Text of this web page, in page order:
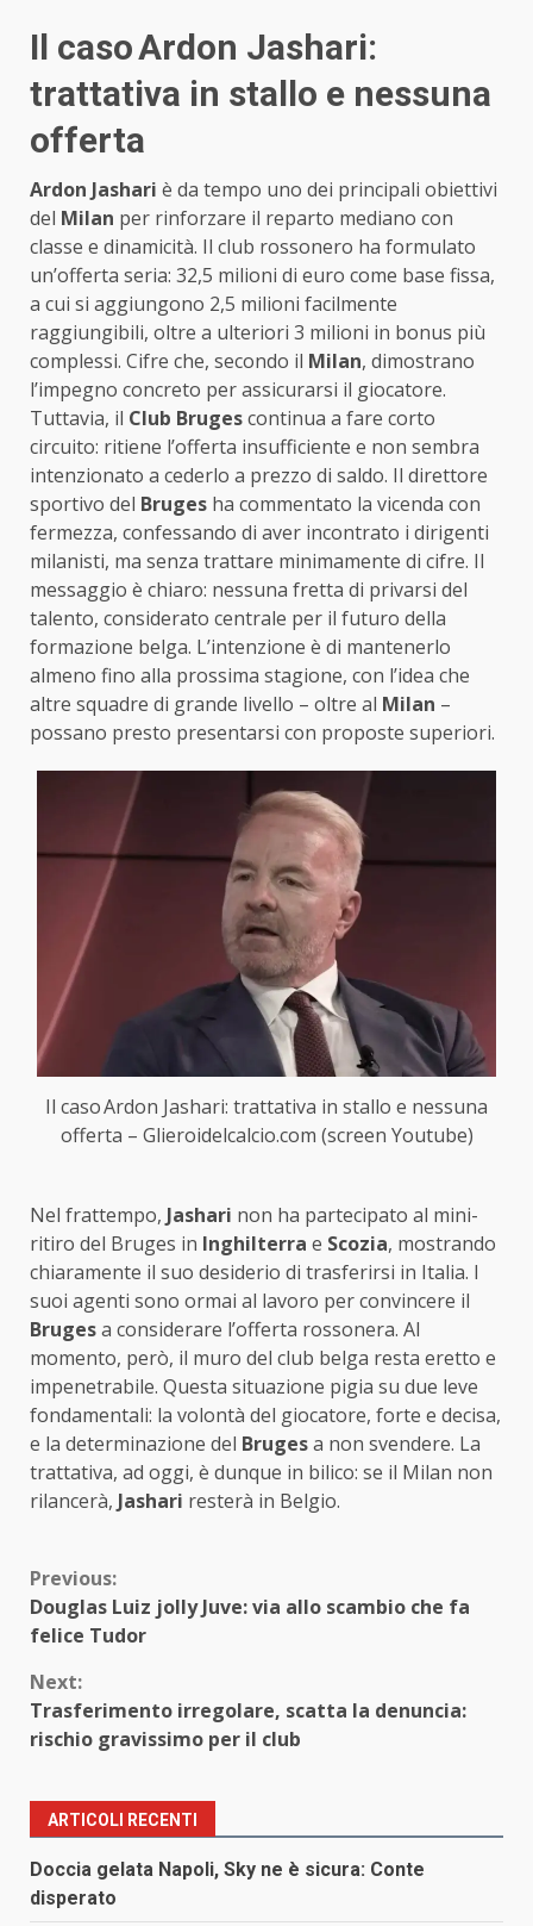
Il casoArdon Jashari:
trattativa in stallo e nessuna
offerta
Ardon Jashari è da tempo uno dei principali obiettivi
del Milan per rinforzare il reparto mediano con
classe e dinamicità. Il club rossonero ha formulato
un’offerta seria: 32,5 milioni di euro come base fissa,
a cui si aggiungono 2,5 milioni facilmente
raggiungibili, oltre a ulteriori 3 milioni in bonus più
complessi. Cifre che, secondo il Milan, dimostrano
l’impegno concreto per assicurarsi il giocatore.
Tuttavia, il Club Brugescontinua a fare corto
circuito: ritiene l’offerta insufficiente e non sembra
intenzionato a cederlo a prezzo di saldo. Il direttore
sportivo del Bruges ha commentato la vicenda con
fermezza, confessando di aver incontrato i dirigenti
milanisti, ma senza trattare minimamente di cifre. Il
messaggio è chiaro: nessuna fretta di privarsi del
talento, considerato centrale per il futuro della
formazione belga. L’intenzione è di mantenerlo
almeno fino alla prossima stagione, con l’idea che
altre squadre di grande livello – oltre al Milan –
possano presto presentarsi con proposte superiori.
Il caso Ardon Jashari: trattativa in stallo e nessuna
offerta – Glieroidelcalcio.com (screen Youtube)
Nel frattempo, Jashari non ha partecipato al mini-
ritiro del Bruges in Inghilterra e Scozia, mostrando
chiaramente il suo desiderio di trasferirsi in Italia. I
suoi agenti sono ormai al lavoro per convincere il
Brugesa considerare l’offerta rossonera. Al
momento, però, il muro del club belga resta eretto e
impenetrabile. Questa situazione pigia su due leve
fondamentali: la volontà del giocatore, forte e decisa,
e la determinazione del Brugesa non svendere. La
trattativa, ad oggi, è dunque in bilico: se il Milan non
rilancerà, Jashari resterà in Belgio.
Continue
Reading
Previous:
Douglas Luiz jolly Juve: via allo scambio che fa
felice Tudor
Next:
Trasferimento irregolare, scatta la denuncia:
rischio gravissimo per il club
ARTICOLI RECENTI
Doccia gelata Napoli, Sky ne è sicura: Conte
disperato